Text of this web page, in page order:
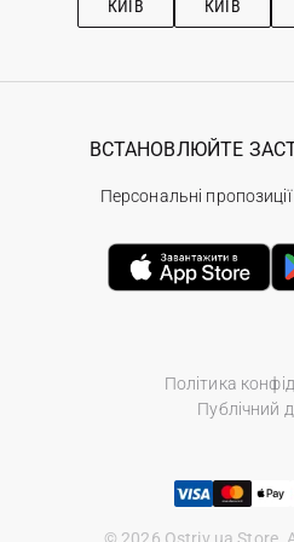
КИЇВ КИЇВ
Політика
Публічний
ВСТАНОВЛЮЙТЕ
Персональні